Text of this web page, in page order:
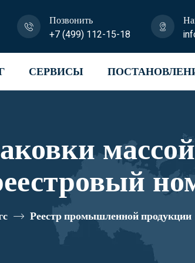
Позвонить
+7 (499) 112-15-18
СЕРВИСЫ
Реестр промышленной продукции